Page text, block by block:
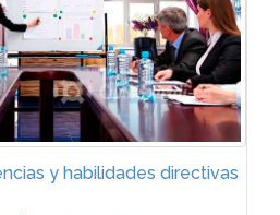
y habilidades directivas